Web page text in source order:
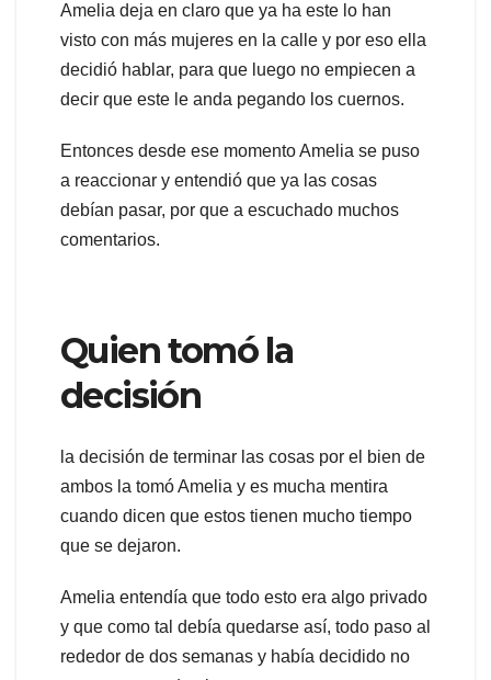
Amelia deja en claro que ya ha este lo han
visto con más mujeres en la calle y por eso ella
decidió hablar, para que luego no empiecen a
decir que este le anda pegando los cuernos.
Entonces desde ese momento Amelia se puso
a reaccionar y entendió que ya las cosas
debían pasar, por que a escuchado muchos
comentarios.
Quien tomó la
decisión
la decisión de terminar las cosas por el bien de
ambos la tomó Amelia y es mucha mentira
cuando dicen que estos tienen mucho tiempo
que se dejaron.
Amelia entendía que todo esto era algo privado
y que como tal debía quedarse así, todo paso al
rededor de dos semanas y había decidido no